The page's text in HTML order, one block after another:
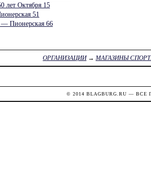
лет Октября 15
51
Пионерская 66
ОРГАНИЗАЦИИ→ МАГАЗИНЫ
© 2014 BLAGBURG.RU — ВСЕ